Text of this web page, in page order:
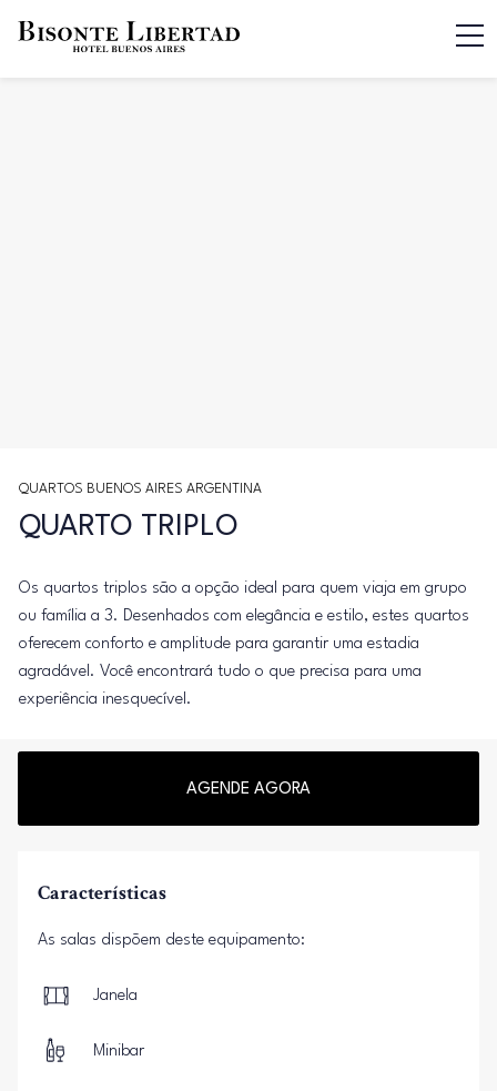
QUARTOS BUENOS AIRES ARGENTINA
QUARTO TRIPLO
Os quartos triplos são a opção ideal para quem viaja em grupo
ou família a 3. Desenhados com elegância e estilo, estes quartos
oferecem conforto e amplitude para garantir uma estadia
agradável. Você encontrará tudo o que precisa para uma
experiência inesquecível.
AGENDE AGORA
Características
As salas dispõem deste equipamento:
Janela
Minibar